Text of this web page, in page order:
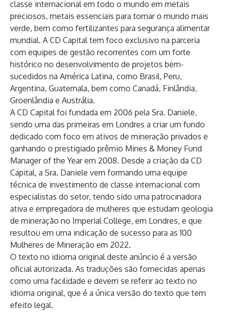
classe internacional em todo o mundo em metais
preciosos, metais essenciais para tornar o mundo mais
verde, bem como fertilizantes para segurança alimentar
mundial. A CD Capital tem foco exclusivo na parceria
com equipes de gestão recorrentes com um forte
histórico no desenvolvimento de projetos bem-
sucedidos na América Latina, como Brasil, Peru,
Argentina, Guatemala, bem como Canadá, Finlândia,
Groenlândia e Austrália.
A CD Capital foi fundada em 2006 pela Sra. Daniele,
sendo uma das primeiras em Londres a criar um fundo
dedicado com foco em ativos de mineração privados e
ganhando o prestigiado prêmio Mines & Money Fund
Manager of the Year em 2008. Desde a criação da CD
Capital, a Sra. Daniele vem formando uma equipe
técnica de investimento de classe internacional com
especialistas do setor, tendo sido uma patrocinadora
ativa e empregadora de mulheres que estudam geologia
de mineração no Imperial College, em Londres, e que
resultou em uma indicação de sucesso para as 100
Mulheres de Mineração em 2022.
O texto no idioma original deste anúncio é a versão
oficial autorizada. As traduções são fornecidas apenas
como uma facilidade e devem se referir ao texto no
idioma original, que é a única versão do texto que tem
efeito legal.